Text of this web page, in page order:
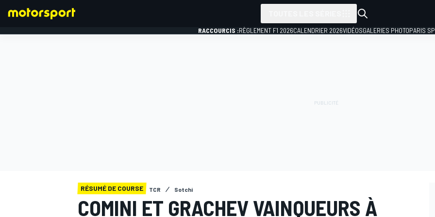
RACCOURCIS :RÈGLEMENT F1 2026CALENDRIER 2026VIDÉOSGALERIES PHOTOPARIS
RÉSUMÉ DE COURSE TCR Sotchi
COMINI ET GRACHEV VAINQUEURS À